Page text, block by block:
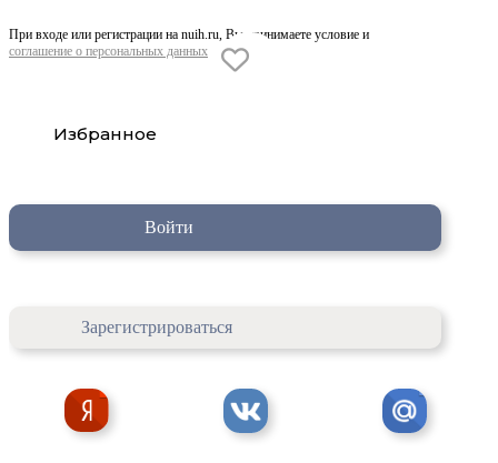
При входе или регистрации на nuih.ru, Вы принимаете условие и
соглашение о персональных данных
Избранное
Войти
Зарегистрироваться